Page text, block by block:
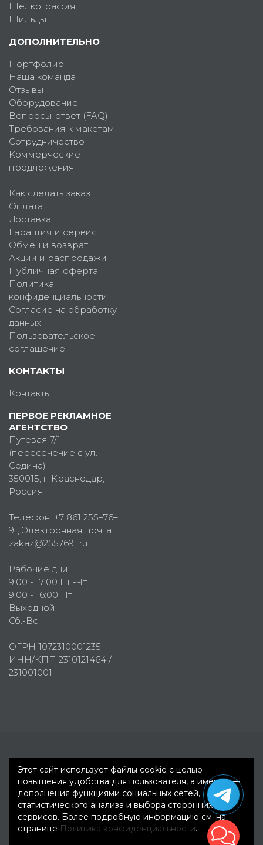
Шелкография
Шильды
ДОПОЛНИТЕЛЬНО
Портфолио
Наша команда
Отзывы
Оборудование
Вопросы-ответ (FAQ)
Требования к макетам
Сотрудничество
Коммерческие
предложения
Как сделать заказ
Оплата
Доставка
Гарантия и сервис
Обмен и возврат
Акции и распродажи
Публичная оферта
Политика
конфиденциальности
Согласие на обработку
данных
Пользовательское
соглашение
КОНТАКТЫ
Контакты
ПЕРВОЕ РЕКЛАМНОЕ
АГЕНТСТВО
Путевая 7/1
(пересечение с ул.
Седина)
350015, г. Краснодар,
Россия
Телефон: +7 861 255–76–
91, Электронная почта:
zakaz@2557691.ru
Рабочие дни:
9:00 - 17:00 Пн-Чт
9:00 - 16:00 Пт
Выходной:
Сб.-Вс.
ОГРН 1072310001235
ИНН/КПП 2310121464 /
231001001
Этот сайт использует файлы cookie с целью
повышения удобства для пользователя, а именно —
дополнения функциями социальных сетей,
статистического анализа и выбора сторонних
сервисов. Более подробную информацию см. на
странице Политика конфиденциальности.